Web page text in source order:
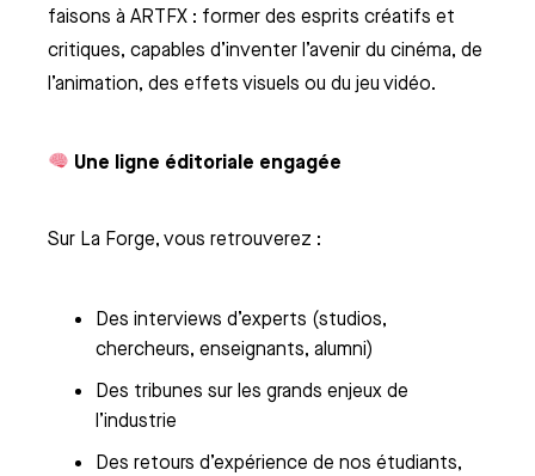
faisons à ARTFX : former des esprits créatifs et
critiques, capables d’inventer l’avenir du cinéma, de
l’animation, des effets visuels ou du jeu vidéo.
Une ligne éditoriale engagée
Sur La Forge, vous retrouverez :
Des interviews d’experts (studios,
chercheurs, enseignants, alumni)
Des tribunes sur les grands enjeux de
l’industrie
Des retours d’expérience de nos étudiants,